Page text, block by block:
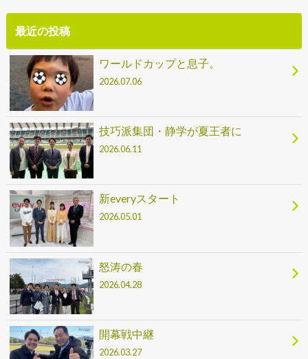
最近の投稿
ワールドカップと息子。
2026.07.06
技巧派集団・静学が夏王者に
2026.06.11
新everyスタート
2026.05.01
怒涛の春
2026.04.28
開幕戦中継
2026.03.27